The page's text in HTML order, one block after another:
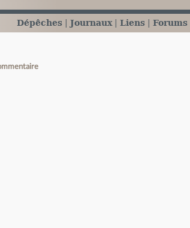
Dépêches Journaux Liens Forums